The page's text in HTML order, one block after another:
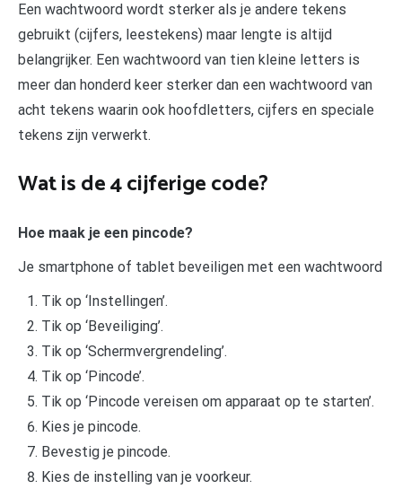
Een wachtwoord wordt sterker als je andere tekens
gebruikt (cijfers, leestekens) maar lengte is altijd
belangrijker. Een wachtwoord van tien kleine letters is
meer dan honderd keer sterker dan een wachtwoord van
acht tekens waarin ook hoofdletters, cijfers en speciale
tekens zijn verwerkt.
Wat is de 4 cijferige code?
Hoe maak je een pincode?
Je smartphone of tablet beveiligen met een wachtwoord
Tik op ‘Instellingen’.
Tik op ‘Beveiliging’.
Tik op ‘Schermvergrendeling’.
Tik op ‘Pincode’.
Tik op ‘Pincode vereisen om apparaat op te starten’.
Kies je pincode.
Bevestig je pincode.
Kies de instelling van je voorkeur.